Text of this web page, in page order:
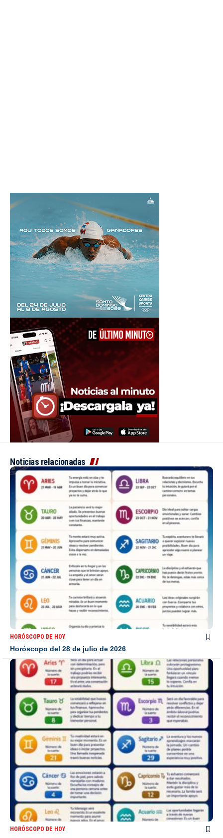
Noticias relacionadas
HORÓSCOPO DE HOY
Horóscopo del 28 de julio de 2026
HORÓSCOPO DE HOY